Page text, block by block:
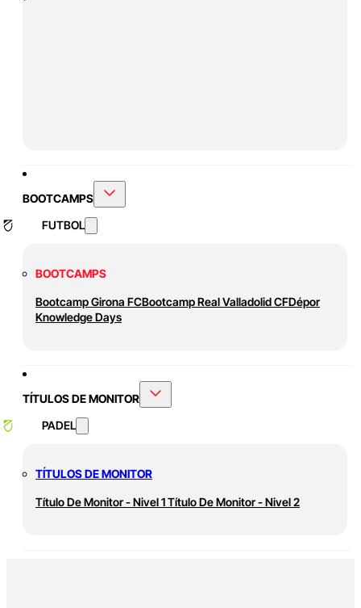
BOOTCAMPS
FUTBOL
BOOTCAMPS
Bootcamp Girona FCBootcamp Real Valladolid CFDépor
Knowledge Days
TÍTULOS DE MONITOR
PADEL
TÍTULOS DE MONITOR
Título De Monitor - Nivel 1Título De Monitor - Nivel 2